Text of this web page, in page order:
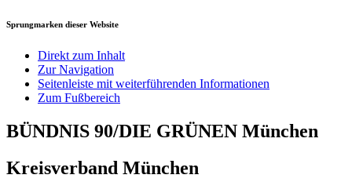
Sprungmarken dieser Website
Direkt zum Inhalt
Zur Navigation
Seitenleiste mit weiterführenden Informationen
Zum Fußbereich
BÜNDNIS 90/DIE GRÜNEN München
Kreisverband München